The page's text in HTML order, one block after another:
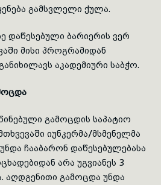
გამსვლელი ქულა.
დაწესებული ბარიერის ვერ
მისი პროგრამიდან
აკადემიური საბჭო.
გამოცდის საპატიო
იუნკერმა/მსმენელმა
ჩააბარონ დაწესებულებასა
არა უგვიანეს 3
გამოცდა უნდა